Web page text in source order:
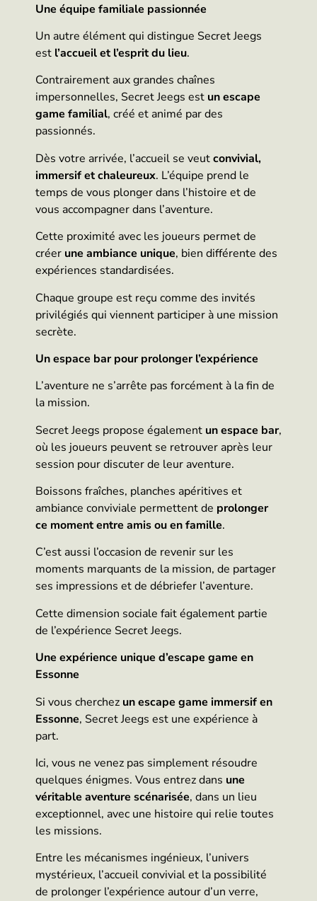
Une équipe familiale passionnée
Un autre élément qui distingue Secret Jeegs
est l’accueil et l’esprit du lieu.
Contrairement aux grandes chaînes
impersonnelles, Secret Jeegs est un escape
game familial, créé et animé par des
passionnés.
Dès votre arrivée, l’accueil se veutconvivial,
immersif et chaleureux. L’équipe prend le
temps de vous plonger dans l’histoire et de
vous accompagner dans l’aventure.
Cette proximité avec les joueurs permet de
créer une ambiance unique, bien différente des
expériences standardisées.
Chaque groupe est reçu comme des invités
privilégiés qui viennent participer à une mission
secrète.
Un espace bar pour prolonger l’expérience
L’aventure ne s’arrête pas forcément à la fin de
la mission.
Secret Jeegs propose également un espace bar,
où les joueurs peuvent se retrouver après leur
session pour discuter de leur aventure.
Boissons fraîches, planches apéritives et
ambiance conviviale permettent de prolonger
ce moment entre amis ou en famille.
C’est aussi l’occasion de revenir sur les
moments marquants de la mission, de partager
ses impressions et de débriefer l’aventure.
Cette dimension sociale fait également partie
de l’expérience Secret Jeegs.
Une expérience unique d’escape game en
Essonne
Si vous cherchez un escape game immersif en
Essonne, Secret Jeegs est une expérience à
part.
Ici, vous ne venez pas simplement résoudre
quelques énigmes. Vous entrez dans une
véritable aventure scénarisée, dans un lieu
exceptionnel, avec une histoire qui relie toutes
les missions.
Entre les mécanismes ingénieux, l’univers
mystérieux, l’accueil convivial et la possibilité
de prolonger l’expérience autour d’un verre,